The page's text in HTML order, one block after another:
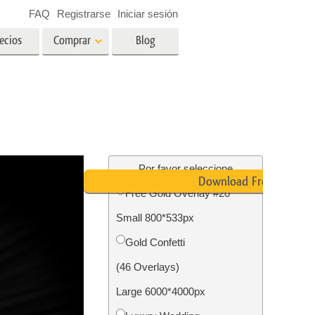
de
Servicios de restauración de
Comprar Blog
FAQ Registrarse Iniciar sesión
Por favor seleccione
Free Gold Overlay #20
Small 800*533px
Gold Confetti
(46 Overlays)
Large 6000*4000px
Download Free